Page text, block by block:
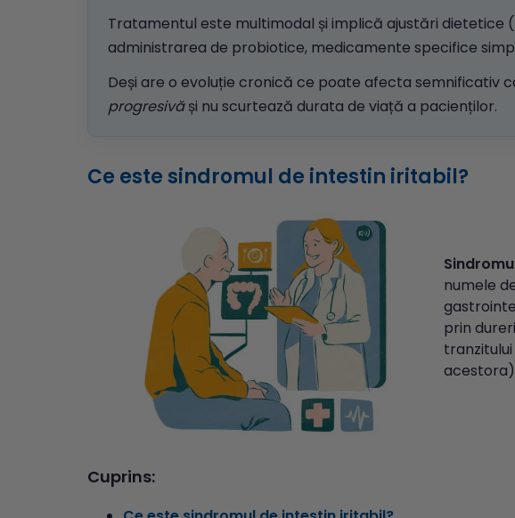
Tratamentul este multimodal și implică ajustări dietetice
administrarea de probiotice, medicamente specifice
Deși are o evoluție cronică ce poate afecta semnificativ
progresivăși nu scurtează durata de viață a pacienților.
Ce este sindromul de intestin iritabil?
numele
prin
Cuprins: